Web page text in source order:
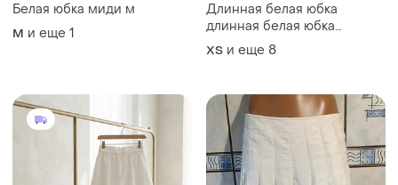
Белая юбка миди м
M и еще 1
Длинная белая юбка
длинная белая юбка
длинная юбка миди белая
юбка-мини белая юбка из
кружевная юбка
ХS и еще 8